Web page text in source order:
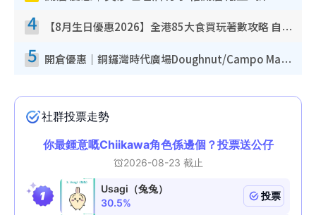
4 【8月生日優惠2026】全港85大食買玩著數攻略 自助餐/火鍋放題同行免費＋誠品/DONKI送現金券
5 開倉優惠｜銅鑼灣時代廣場Doughnut/Campo Marzio開倉低至1折！背囊、書包、手袋劈價$200起